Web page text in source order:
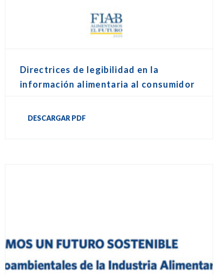
Directrices de legibilidad en la
información alimentaria al consumidor
DESCARGAR PDF